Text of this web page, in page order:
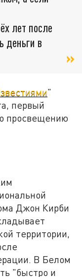
лет после
деньги в
"
первый
просвещению
Джон Кирби
территории,
В Белом
"быстро и